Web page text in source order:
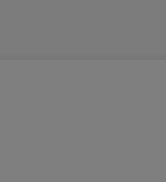
Pour plus